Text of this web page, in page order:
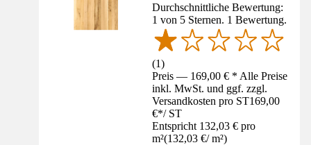
Durchschnittliche Bewertung:
1 von 5 Sternen. 1 Bewertung.
(1)
Preis — 169,00 € * Alle Preise
inkl. MwSt. und ggf. zzgl.
Versandkosten pro ST169,00
€*/ ST
Entspricht 132,03 € pro
m²(132,03 €/ m²)